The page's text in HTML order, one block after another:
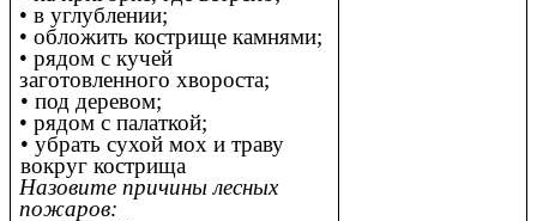
• в углублении;
• обложить кострище камнями;
• рядом с кучей
заготовленного хвороста;
• под деревом;
• рядом с палаткой;
• убрать сухой мох и траву
вокруг кострища
Назовите причины лесных
пожаров: